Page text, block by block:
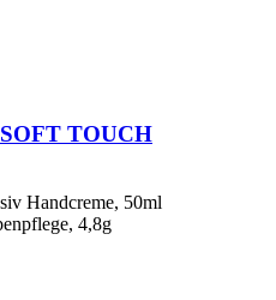
SOFT TOUCH
Handcreme, 50ml
4,8g